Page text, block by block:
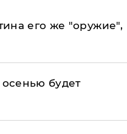
его же "оружие",
будет